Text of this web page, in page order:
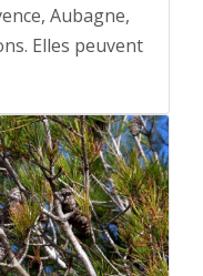
Aubagne,
Elles peuvent